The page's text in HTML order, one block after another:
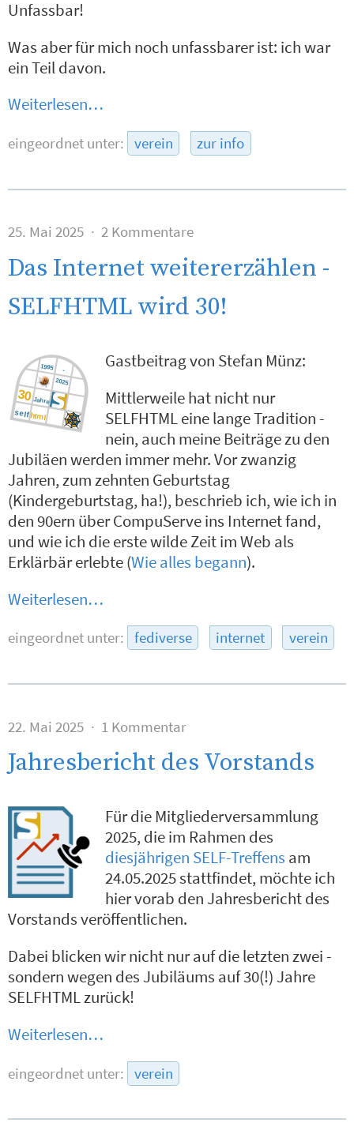
Unfassbar!
Was aber für mich noch unfassbarer ist: ich war
ein Teil davon.
Weiterlesen…
eingeordnet unter: verein zur info
25. Mai 2025 2 Kommentare
Das Internet weitererzählen -
SELFHTML wird 30!
Gastbeitrag von Stefan Münz:
Mittlerweile hat nicht nur
SELFHTML eine lange Tradition -
nein, auch meine Beiträge zu den
Jubiläen werden immer mehr. Vor zwanzig
Jahren, zum zehnten Geburtstag
(Kindergeburtstag, ha!), beschrieb ich, wie ich in
den 90ern über CompuServe ins Internet fand,
und wie ich die erste wilde Zeit im Web als
Erklärbär erlebte (Wie alles begann).
Weiterlesen…
eingeordnet unter: fediverse internet verein
22. Mai 2025 1 Kommentar
Jahresbericht des Vorstands
Für die Mitgliederversammlung
2025, die im Rahmen des
diesjährigen SELF-Treffens am
24.05.2025 stattfindet, möchte ich
hier vorab den Jahresbericht des
Vorstands veröffentlichen.
Dabei blicken wir nicht nur auf die letzten zwei -
sondern wegen des Jubiläums auf 30(!) Jahre
SELFHTML zurück!
Weiterlesen…
eingeordnet unter: verein